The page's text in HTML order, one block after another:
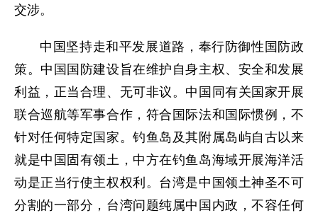
交涉。
中国坚持走和平发展道路，奉行防御性国防政
策。中国国防建设旨在维护自身主权、安全和发展
利益，正当合理、无可非议。中国同有关国家开展
联合巡航等军事合作，符合国际法和国际惯例，不
针对任何特定国家。钓鱼岛及其附属岛屿自古以来
就是中国固有领土，中方在钓鱼岛海域开展海洋活
动是正当行使主权权利。台湾是中国领土神圣不可
分割的一部分，台湾问题纯属中国内政，不容任何